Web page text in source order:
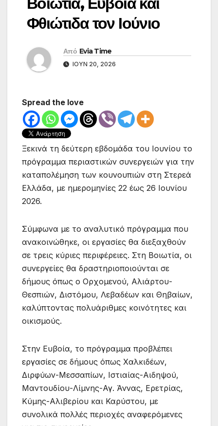
Φθιώτιδα τον Ιούνιο
Από Evia Time
ΙΟΎΝ 20, 2026
Spread the love
Ξεκινά τη δεύτερη εβδομάδα του Ιουνίου το
πρόγραμμα περιαστικών συνεργειών για την
καταπολέμηση των κουνουπιών στη Στερεά
Ελλάδα, με ημερομηνίες 22 έως 26 Ιουνίου
2026.
Σύμφωνα με το αναλυτικό πρόγραμμα που
ανακοινώθηκε, οι εργασίες θα διεξαχθούν
σε τρεις κύριες περιφέρειες. Στη Βοιωτία, οι
συνεργείες θα δραστηριοποιούνται σε
δήμους όπως ο Ορχομενού, Αλιάρτου-
Θεσπιών, Διστόμου, Λεβαδέων και Θηβαίων,
καλύπτοντας πολυάριθμες κοινότητες και
οικισμούς.
Στην Ευβοία, το πρόγραμμα προβλέπει
εργασίες σε δήμους όπως Χαλκιδέων,
Διρφύων-Μεσσαπίων, Ιστιαίας-Αιδηψού,
Μαντουδίου-Λίμνης-Αγ. Άννας, Ερετρίας,
Κύμης-Αλιβερίου και Καρύστου, με
συνολικά πολλές περιοχές αναφερόμενες